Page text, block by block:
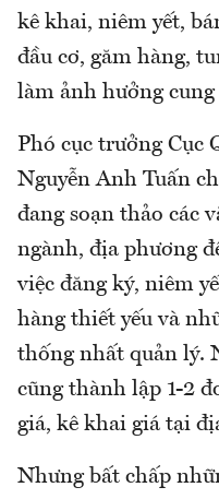
kê khai, niêm yết,
đầu cơ, găm hàng,
làm ảnh hưởng
Phó cục trưởng Cục
Nguyễn Anh Tuấn
đang soạn thảo các
ngành, địa phương
việc đăng ký, niêm
hàng thiết yếu và
thống nhất quản lý.
cũng thành lập 1-2
giá, kê khai giá tại
Nhưng bất chấp